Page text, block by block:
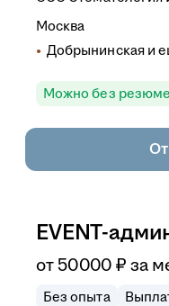
Москва
Добрынинская и
Можно без резюме
EVENT-
от50 000 ₽ за
Без опыта